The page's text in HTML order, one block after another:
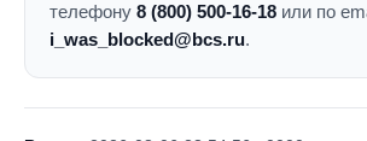
телефону 8 (800) 500-16-18 или по
i_was_blocked@bcs.ru.